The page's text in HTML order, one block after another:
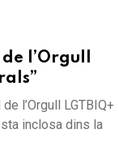
l’Orgull
l’Orgull LGTBIQ+
inclosa dins la